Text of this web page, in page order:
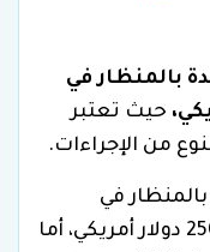
بالمنظار في
حيث تعتبر
من الإجراءات.
في
الولايات المتحدة بين 15000 و 25000 دولار أمريكي، أما